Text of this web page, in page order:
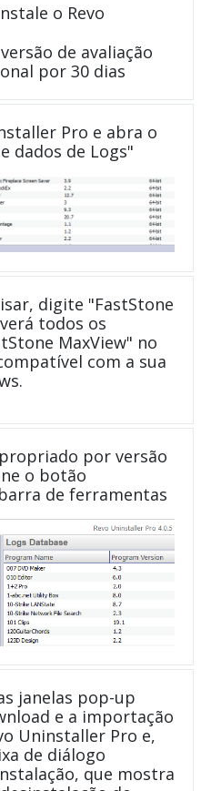
o Revo
de avaliação
por 30 dias
Pro e abra o
dados de Logs"
digite "FastStone
todos os
MaxView" no
com a sua
por versão
o botão
de ferramentas
janelas pop-up
e a importação
Uninstaller Pro e,
de diálogo
que mostra